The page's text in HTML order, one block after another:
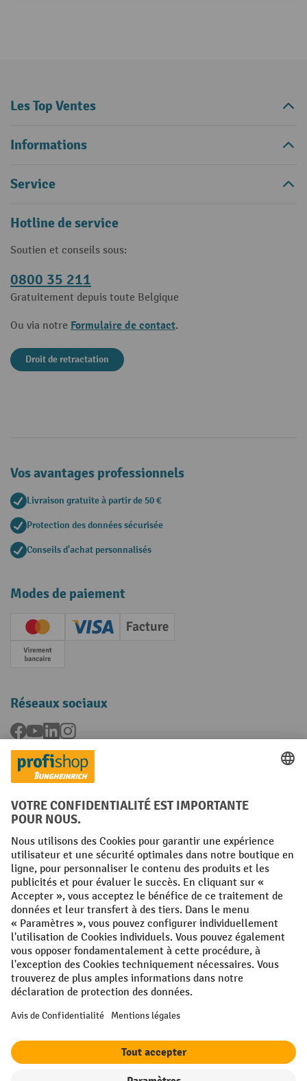
Les Top Ventes
Informations
Service
Hotline de service
Soutien et conseils sous:
0800 35 211
Gratuitement depuis toute Belgique
Ou via notre Formulaire de contact.
Droit de retractation
Vos avantages professionnels
Livraison gratuite à partir de 50 €
Protection des données sécurisée
Conseils d'achat personnalisés
Modes de paiement
Creditcard (Master)Creditcard (Visa)
Facture
Paiement anticipé
Réseaux sociaux
Facebook
YouTubeLinkedInInstagram
Langues
FR NL
Conditions générales Mentions légales
Protection des Données Politique de cookies
All prices excl. VAT plusshipping costsand possible delivery charges,
if not stated otherwise.
¹ La remise est valable jusqu'à épuisement des stocks. La remise ne
s'applique pas aux prix spéciaux. Il n'est pas possible de le combiner
avec d'autres réductions en pourcentage ou bons de réduction. | ² La
réduction sera accordée une seule fois lors de la première inscription
à la newsletter. Le code de réduction est valable pendant 10 jours et
nette minimale de 250,00 €. La réduction varie selon la catégorie de
produits et peut atteindre un maximum de 10 %. Les transpalettes
électriques, les gerbeurs électriques, les chariots élévateurs